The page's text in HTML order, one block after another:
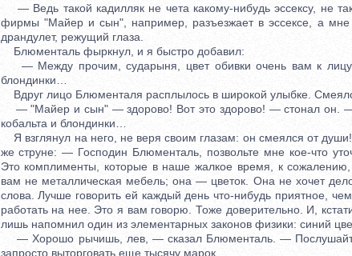
— Ведь такой кадилляк не чета какому-нибудь эссексу, не
фирмы "Майер и сын", например, разъезжает в эссексе, а мне
драндулет, режущий глаза.
Блюменталь фыркнул, и я быстро добавил:
— Между прочим, сударыня, цвет обивки очень вам к лицу
блондинки…
Вдруг лицо Блюменталя расплылось в широкой улыбке.
— "Майер и сын" — здорово! Вот это здорово! — стонал он. —
кобальта и блондинки…
Я взглянул на него, не веря своим глазам: он смеялся от
же струне: — Господин Блюменталь, позвольте мне кое-что
Это комплименты, которые в наше жалкое время, к
вам не металлическая мебель; она — цветок. Она не хочет
слова. Лучше говорить ей каждый день что-нибудь приятное,
работать на нее. Это я вам говорю. Тоже доверительно. И,
лишь напомнил один из элементарных законов физики: синий
— Хорошо рычишь, лев, — сказал Блюменталь. —
запросто выторговать еще тысячу марок…